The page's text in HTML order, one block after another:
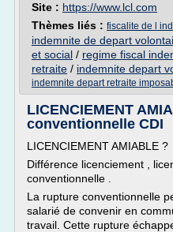
Site : https://www.lcl.com
Thèmes liés : fiscalite de l
indemnite de depart
et social / regime fiscal
retraite / indemnite depart
indemnite depart retraite
LICENCIEMENT
conventionnelle CDI
LICENCIEMENT AMIABLE ?
Différence licenciement ,
conventionnelle .
La rupture conventionnelle
salarié de convenir en
travail. Cette rupture